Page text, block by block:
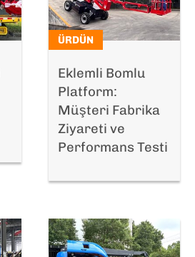
ÜRDÜN
Eklemli Bomlu
Platform:
Müşteri Fabrika
Ziyareti ve
Performans Testi